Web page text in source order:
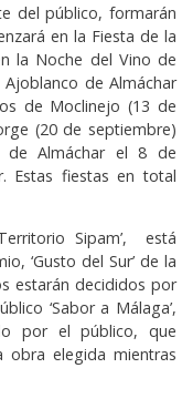
del público, formarán
en la Fiesta de la
la Noche del Vino de
de Almáchar
de Moclinejo (13 de
(20 de septiembre)
de Almáchar el 8 de
Estas fiestas en total
Sipam’, está
‘Gusto del Sur’ de la
estarán decididos por
‘Sabor a Málaga’,
por el público, que
elegida mientras